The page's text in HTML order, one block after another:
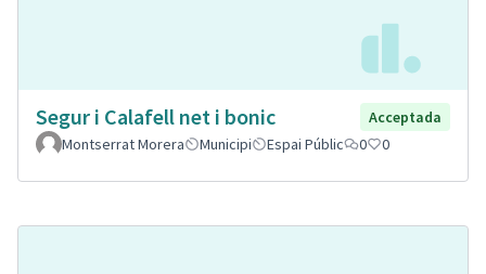
Segur i Calafell net i bonic
Acceptada
Montserrat Morera
Municipi Espai Públic 0 0